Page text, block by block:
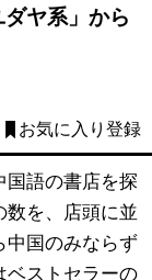
ヤ系」から
お気に入り登録
語の書店を探
数を、店頭に並
中国のみならず
ベストセラーの